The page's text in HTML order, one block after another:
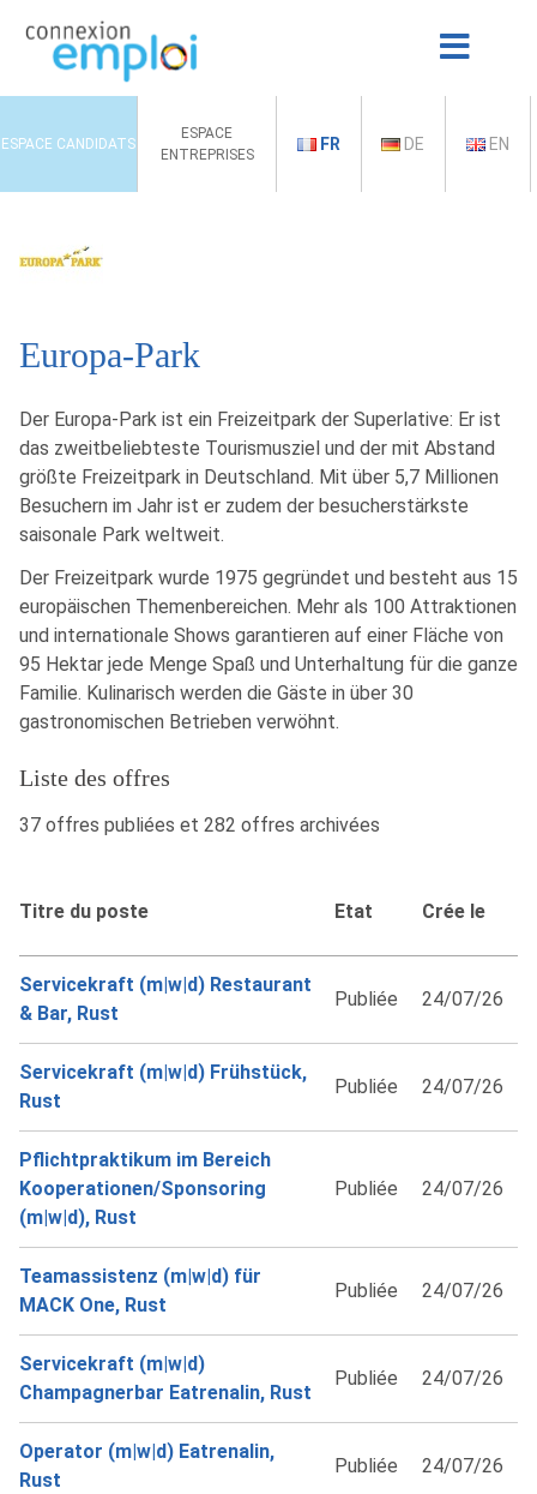
ESPACE CANDIDATS
ESPACE
ENTREPRISES
FR DE EN
Europa-Park
Der Europa-Park ist ein Freizeitpark der Superlative: Er ist
das zweitbeliebteste Tourismusziel und der mit Abstand
größte Freizeitpark in Deutschland. Mit über 5,7 Millionen
Besuchern im Jahr ist er zudem der besucherstärkste
saisonale Park weltweit.
Der Freizeitpark wurde 1975 gegründet und besteht aus 15
europäischen Themenbereichen. Mehr als 100 Attraktionen
und internationale Shows garantieren auf einer Fläche von
95 Hektar jede Menge Spaß und Unterhaltung für die ganze
Familie. Kulinarisch werden die Gäste in über 30
gastronomischen Betrieben verwöhnt.
Liste des offres
37 offres publiées et 282 offres archivées
Titre du poste Etat Crée le
Servicekraft (m|w|d) Restaurant
& Bar, Rust
Publiée 24/07/26
Servicekraft (m|w|d) Frühstück,
Rust
Publiée 24/07/26
Pflichtpraktikum im Bereich
Kooperationen/Sponsoring
(m|w|d), Rust
Publiée 24/07/26
Teamassistenz (m|w|d) für
MACK One, Rust
Publiée 24/07/26
Servicekraft (m|w|d)
Champagnerbar Eatrenalin, Rust
Publiée 24/07/26
Operator (m|w|d) Eatrenalin,
Rust
Publiée 24/07/26